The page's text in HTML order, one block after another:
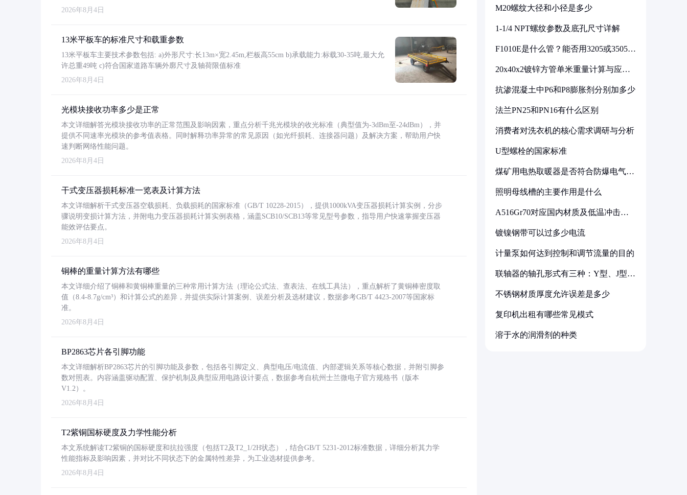
2026年8月4日
13米平板车的标准尺寸和载重参数
13米平板车主要技术参数包括: a)外形尺寸:长13m×宽2.45m,栏板高55cm b)承载能力:标载30-35吨,最大允
许总重49吨 c)符合国家道路车辆外廓尺寸及轴荷限值标准
2026年8月4日
光模块接收功率多少是正常
本文详细解答光模块接收功率的正常范围及影响因素，重点分析千兆光模块的收光标准（典型值为-3dBm至-24dBm），并
提供不同速率光模块的参考值表格。同时解释功率异常的常见原因（如光纤损耗、连接器问题）及解决方案，帮助用户快
速判断网络性能问题。
2026年8月4日
干式变压器损耗标准一览表及计算方法
本文详细解析干式变压器空载损耗、负载损耗的国家标准（GB/T 10228-2015），提供1000kVA变压器损耗计算实例，分步
骤说明变损计算方法，并附电力变压器损耗计算实例表格，涵盖SCB10/SCB13等常见型号参数，指导用户快速掌握变压器
能效评估要点。
2026年8月4日
铜棒的重量计算方法有哪些
本文详细介绍了铜棒和黄铜棒重量的三种常用计算方法（理论公式法、查表法、在线工具法），重点解析了黄铜棒密度取
值（8.4-8.7g/cm³）和计算公式的差异，并提供实际计算案例、误差分析及选材建议，数据参考GB/T 4423-2007等国家标
准。
2026年8月4日
BP2863芯片各引脚功能
本文详细解析BP2863芯片的引脚功能及参数，包括各引脚定义、典型电压/电流值、内部逻辑关系等核心数据，并附引脚参
数对照表。内容涵盖驱动配置、保护机制及典型应用电路设计要点，数据参考自杭州士兰微电子官方规格书（版本
V1.2）。
2026年8月4日
T2紫铜国标硬度及力学性能分析
本文系统解读T2紫铜的国标硬度和抗拉强度（包括T2及T2_1/2H状态），结合GB/T 5231-2012标准数据，详细分析其力学
性能指标及影响因素，并对比不同状态下的金属特性差异，为工业选材提供参考。
2026年8月4日
M20螺纹大径和小径是多少
1-1/4 NPT螺纹参数及底孔尺寸详解
F1010E是什么管？能否用3205或3505代
20x40x2镀锌方管单米重量计算与应用
抗渗混凝土中P6和P8膨胀剂分别加多少
法兰PN25和PN16有什么区别
消费者对洗衣机的核心需求调研与分析
U型螺栓的国家标准
煤矿用电热取暖器是否符合防爆电气设
照明母线槽的主要作用是什么
A516Gr70对应国内材质及低温冲击要
镀镍钢带可以过多少电流
计量泵如何达到控制和调节流量的目的
联轴器的轴孔形式有三种：Y型、J型、
不锈钢材质厚度允许误差是多少
复印机出租有哪些常见模式
溶于水的润滑剂的种类